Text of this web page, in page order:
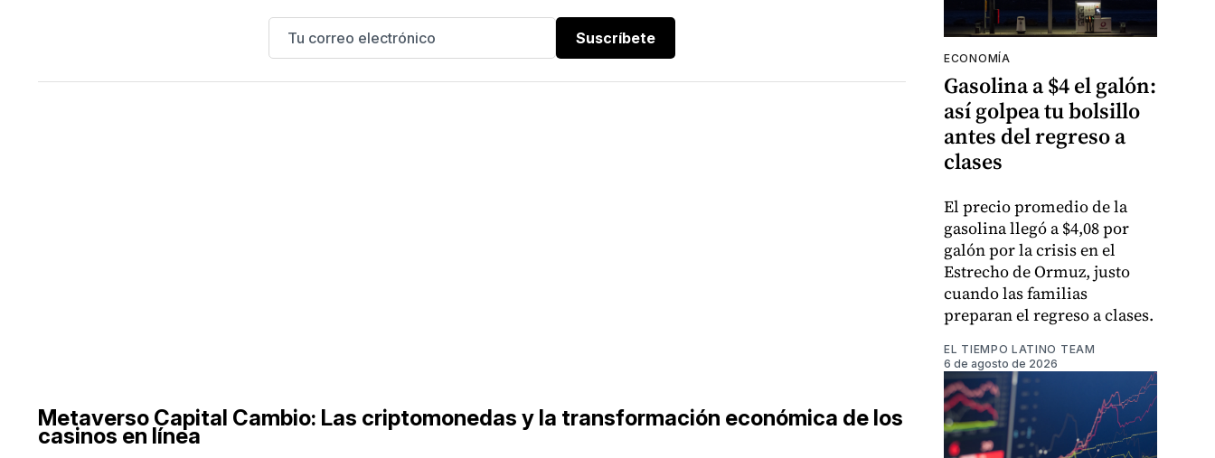
Suscríbete
Metaverso Capital Cambio: Las criptomonedas y la transformación económica de los
casinos en línea
ECONOMÍA
Gasolina a $4 el galón:
así golpea tu bolsillo
antes del regreso a
clases
El precio promedio de la
gasolina llegó a $4,08 por
galón por la crisis en el
Estrecho de Ormuz, justo
cuando las familias
preparan el regreso a clases.
EL TIEMPO LATINO TEAM
6 de agosto de 2026